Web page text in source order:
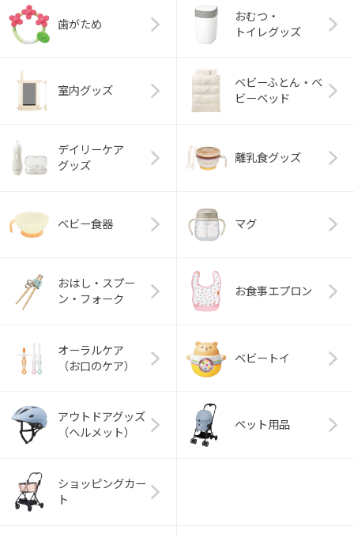
歯がため
おむつ・
トイレグッズ
室内グッズ
ベビーふとん・ベ
ビーベッド
デイリーケア
グッズ
離乳食グッズ
ベビー食器 マグ
おはし・スプー
ン・フォーク
お食事エプロン
オーラルケア
（お口のケア）
ベビートイ
アウトドアグッズ
（ヘルメット）
ペット用品
ショッピングカー
ト